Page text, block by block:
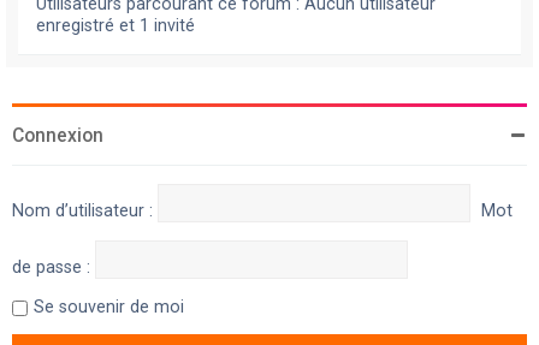
enregistré et 1 invité
Connexion
Nom d’utilisateur : Mot
de passe :
Se souvenir de moi